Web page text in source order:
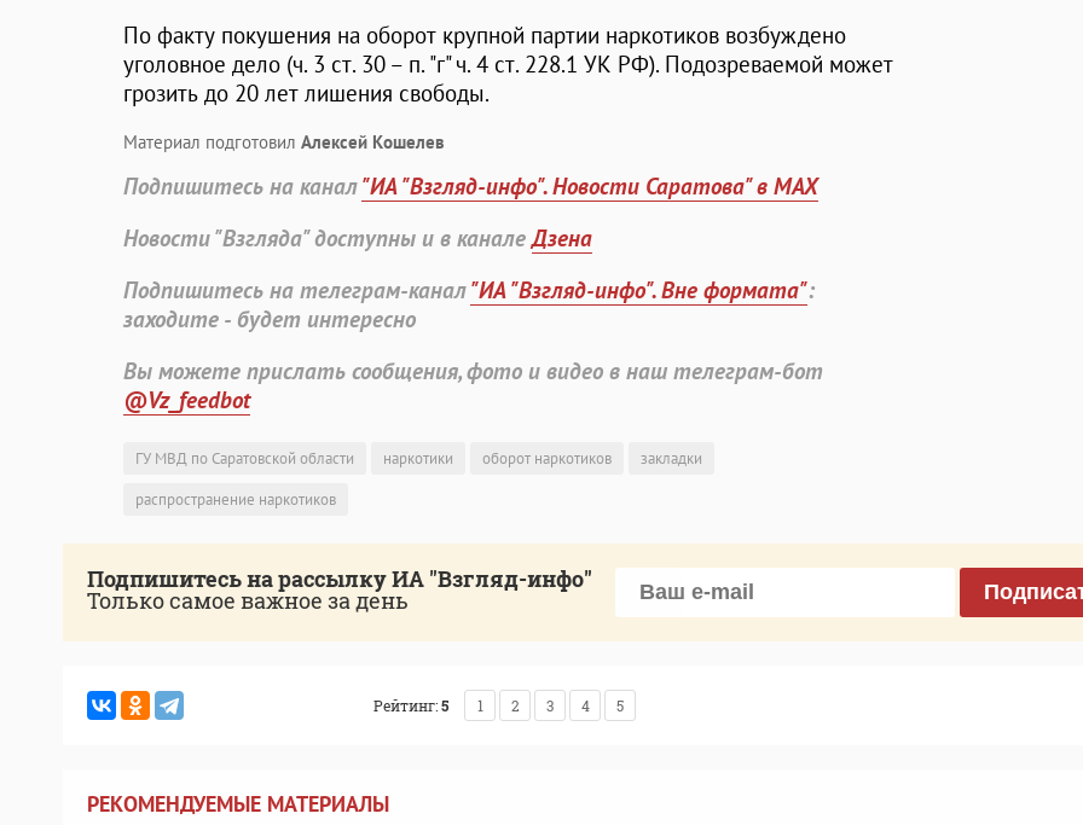
По факту покушения на оборот крупной партии наркотиков возбуждено
уголовное дело (ч. 3 ст. 30 – п. "г" ч. 4 ст. 228.1 УК РФ). Подозреваемой может
грозить до 20 лет лишения свободы.
Материал подготовил Алексей Кошелев
Подпишитесь на канал"ИА "Взгляд-инфо". Новости Саратова" в MAX
Новости "Взгляда" доступны и в каналеДзена
Подпишитесь на телеграм-канал"ИА "Взгляд-инфо". Вне формата":
заходите - будет интересно
Вы можете прислать сообщения, фото и видео в наш телеграм-бот
@Vz_feedbot
ГУ МВД по Саратовской области наркотики оборот наркотиков
закладки
распространение наркотиков
Подпишитесь на рассылку ИА "Взгляд-инфо"
Только самое важное за день
Рейтинг:5 1 2 3 4 5
РЕКОМЕНДУЕМЫЕ МАТЕРИАЛЫ